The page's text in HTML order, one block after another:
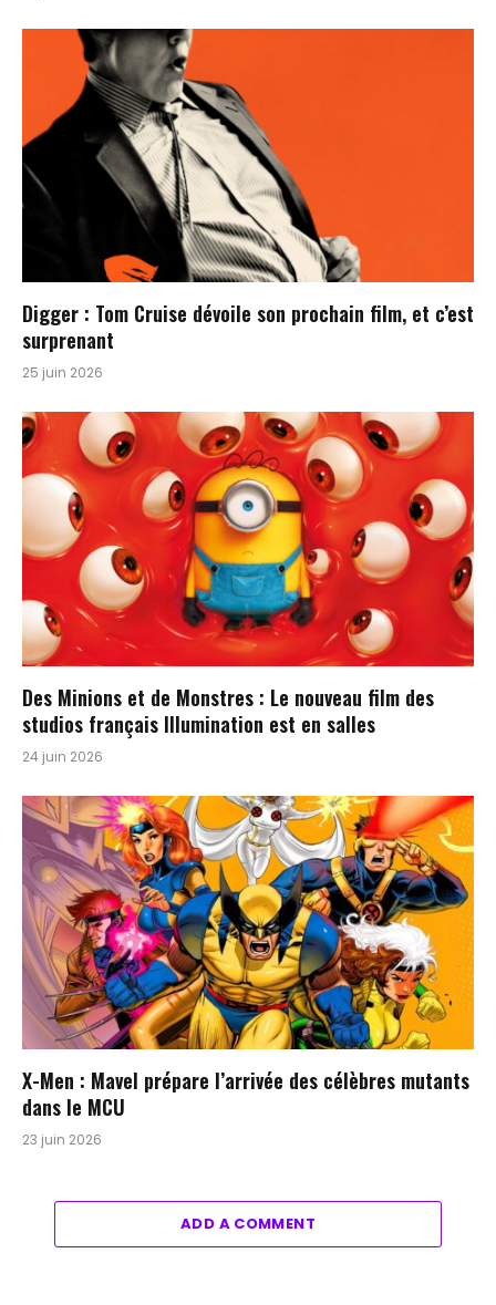
Digger : Tom Cruise dévoile son prochain film, et c’est
surprenant
25 juin 2026
Des Minions et de Monstres : Le nouveau film des
studios français Illumination est en salles
24 juin 2026
X-Men : Mavel prépare l’arrivée des célèbres mutants
dans le MCU
23 juin 2026
ADD A COMMENT